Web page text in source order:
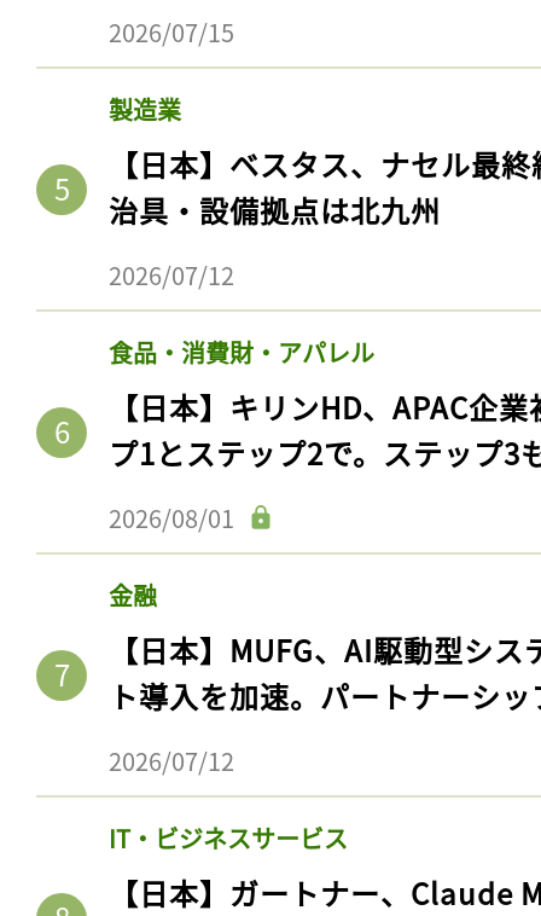
2026/07/15
製造業
【日本】ベスタス、ナセル最
治具・設備拠点は北九州
2026/07/12
食品・消費財・アパレル
【日本】キリンHD、APAC企
プ1とステップ2で。ステップ3
2026/08/01
金融
【日本】MUFG、AI駆動型シ
ト導入を加速。パートナーシ
2026/07/12
IT・ビジネスサービス
【日本】ガートナー、Claude